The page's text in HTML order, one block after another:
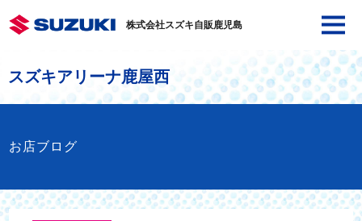
株式会社スズキ自販鹿児島
スズキアリーナ鹿屋西
お店ブログ